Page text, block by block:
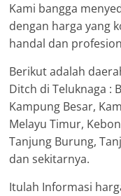
Kami bangga
dengan harga yang
handal dan
Berikut adalah
Ditch di Teluknaga :
Kampung Besar,
Melayu Timur,
Tanjung Burung,
dan sekitarnya.
Itulah Informasi